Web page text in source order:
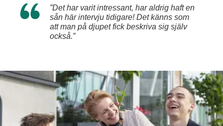
”Det har varit intressant, har aldrig haft en
sån här intervju tidigare! Det känns som
att man på djupet fick beskriva sig själv
också.”